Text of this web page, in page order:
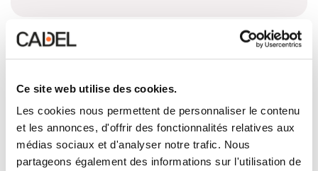
Ce site web utilise des cookies.
Les cookies nous permettent de personnaliser le contenu
et les annonces, d'offrir des fonctionnalités relatives aux
médias sociaux et d'analyser notre trafic. Nous
partageons également des informations sur l'utilisation de
Conception et installation des conduits de fumée
Directement ou par l’intermédiaire d’un
professionnel habilité, ce revendeur s’occupe de
concevoir et monter l’installation d’évacuation des
fumées la plus adaptée à votre maison et au produit
que vous avez choisi.